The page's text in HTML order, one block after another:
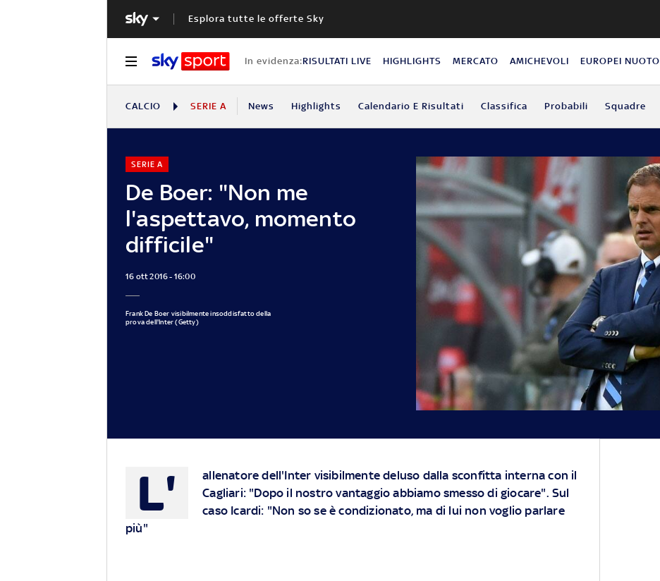
Esplora tutte le offerte Sky
In evidenza:RISULTATI LIVE HIGHLIGHTS MERCATO AMICHEVOLI EUROPEI NUOTO
CALCIO SERIE A News Highlights Calendario E Risultati Classifica Probabili Squadre
De Boer: "Non me
l'aspettavo, momento
difficile"
SERIE A
16 ott 2016 - 16:00
Frank De Boer visibilmente insoddisfatto della
prova dell'Inter (Getty)
L'
allenatore dell'Inter visibilmente deluso dalla sconfitta interna con il
Cagliari: "Dopo il nostro vantaggio abbiamo smesso di giocare". Sul
caso Icardi: "Non so se è condizionato, ma di lui non voglio parlare
più"